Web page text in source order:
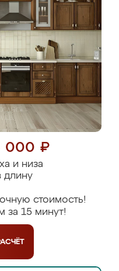
000 ₽
и низа
длину
стоимость!
за 15 минут!